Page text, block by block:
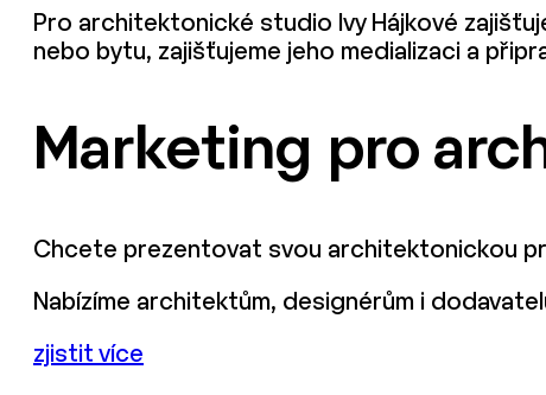
Pro architektonické studio Ivy Hájkové
nebo bytu, zajišťujeme jeho medializaci a
Marketing pro
Chcete prezentovat svou architektonickou
Nabízíme architektům, designérům i
zjistit více